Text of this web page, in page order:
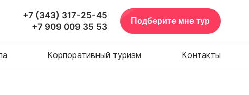
+7 (343) 317-25-45
+7 909 009 35 53
Подберите мне тур
Корпоративный туризм Контакты